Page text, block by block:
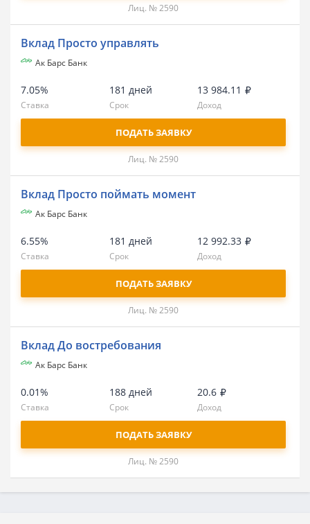
Лиц. № 2590
Вклад Просто управлять
Ак Барс Банк
7.05%
Ставка
181 дней
Срок
13 984.11
Доход
ПОДАТЬ ЗАЯВКУ
Лиц. № 2590
Вклад Просто поймать момент
Ак Барс Банк
6.55%
Ставка
181 дней
Срок
12 992.33
Доход
ПОДАТЬ ЗАЯВКУ
Лиц. № 2590
Вклад До востребования
Ак Барс Банк
0.01%
Ставка
188 дней
Срок
20.6
Доход
ПОДАТЬ ЗАЯВКУ
Лиц. № 2590